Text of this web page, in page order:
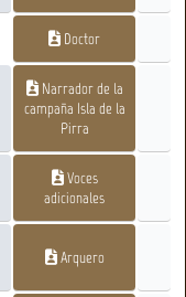
Doctor
Narrador de la
campaña Isla de la
Pirra
Voces
adicionales
Arquero